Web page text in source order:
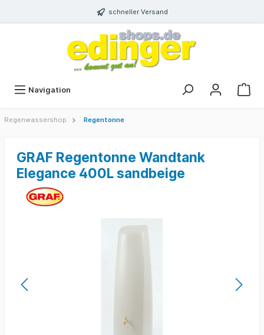
schneller Versand
Navigation
Regenwassershop Regentonne
GRAF Regentonne Wandtank
Elegance 400L sandbeige